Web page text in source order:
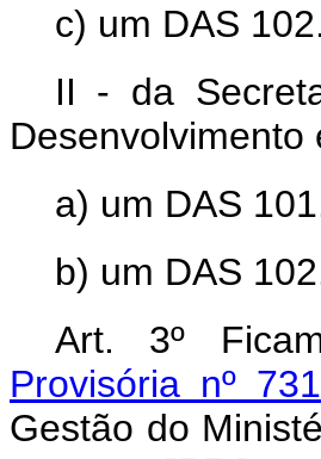
c) um DAS
II - da
Desenvolvimento
a) um DAS
b) um DAS
Art. 3º
Provisória nº
Gestão do